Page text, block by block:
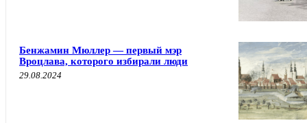
Бенжамин Мюллер — первый мэр
Вроцлава, которого избирали люди
29.08.2024